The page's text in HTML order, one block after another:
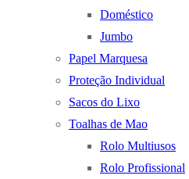
Doméstico
Jumbo
Papel Marquesa
Proteção Individual
Sacos do Lixo
Toalhas de Mao
Rolo Multiusos
Rolo Profissional